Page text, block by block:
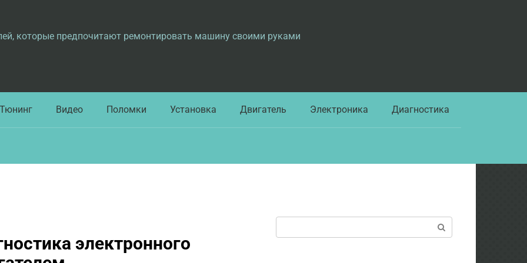
которые предпочитают ремонтировать машину своими руками
Тюнинг Видео Поломки Установка Двигатель Электроника Диагностика
электронного